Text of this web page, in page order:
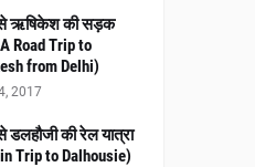
से ऋषिकेश की सड़क
Road Trip to
from Delhi)
2017
डलहौजी की रेल यात्रा
Trip to Dalhousie)